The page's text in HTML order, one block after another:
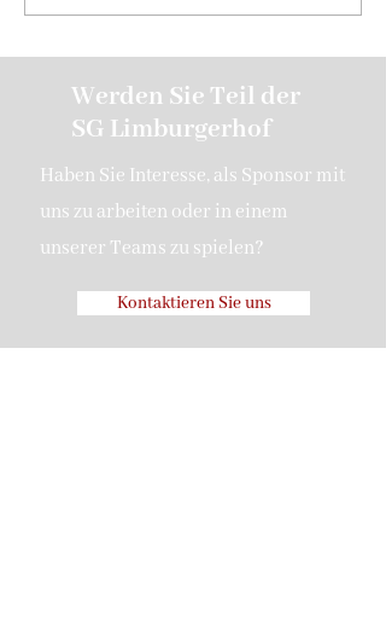
Werden Sie Teil der
SG Limburgerhof
Haben Sie Interesse, als Sponsor mit
uns zu arbeiten oder in einem
unserer Teams zu spielen?
Kontaktieren Sie uns